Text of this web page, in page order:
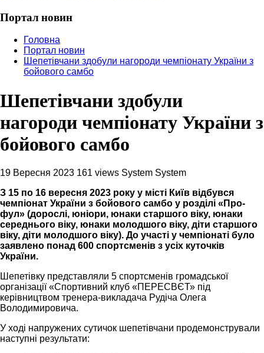
Портал новин
Головна
Портал новин
Шепетівчани здобули нагороди чемпіонату України з
бойового самбо
Шепетівчани здобули
нагороди чемпіонату України з
бойового самбо
19 Вересня 2023 161 views System System
З 15 по 16 вересня 2023 року у місті Київ відбувся
чемпіонат України з бойового самбо у розділі «Про-
фул» (дорослі, юніори, юнаки старшого віку, юнаки
середнього віку, юнаки молодшого віку, діти старшого
віку, діти молодшого віку). До участі у чемпіонаті було
заявлено понад 600 спортсменів з усіх куточків
України.
Шепетівку представляли 5 спортсменів громадської
організації «Спортивний клуб «ПЕРЕСВЄТ» під
керівництвом тренера-викладача Рудіча Олега
Володимировича.
У ході напружених сутичок шепетівчани продемонстрували
наступні результати: